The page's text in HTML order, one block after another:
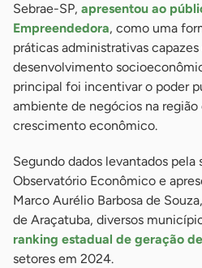
Sebrae-SP, apresentou ao
Empreendedora, como uma
práticas administrativas
desenvolvimento
principal foi incentivar o poder
ambiente de negócios na região
crescimento econômico.
Segundo dados levantados pela
Observatório Econômico e
Marco Aurélio Barbosa de
de Araçatuba, diversos
ranking estadual de geração
setores em 2024.